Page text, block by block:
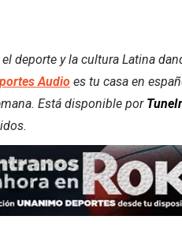
deporte y la cultura Latina
Audio es tu casa en
Está disponible por